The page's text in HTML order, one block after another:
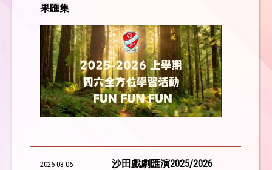
果匯集
2026-03-06 沙田戲劇匯演2025/2026